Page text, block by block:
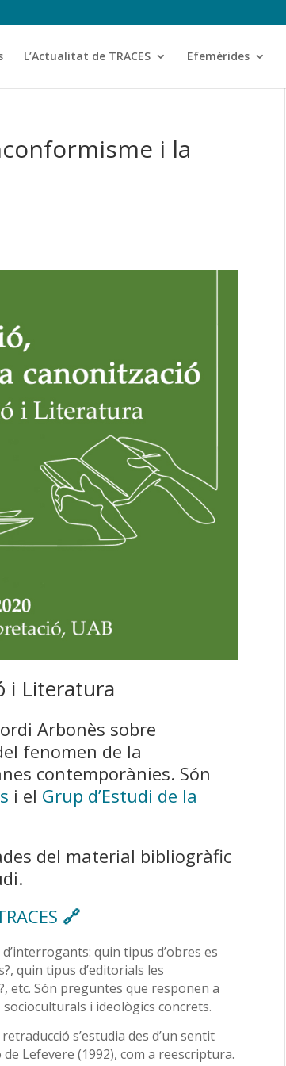
L’Actualitat de TRACES Efemèrides
i la
i Literatura
Arbonès sobre
fenomen de la
contemporànies. Són
i el Grup d’Estudi de la
del material bibliogràfic
🔗
quin tipus d’obres es
quin tipus d’editorials les
etc. Són preguntes que responen a
i ideològics concrets.
s’estudia des d’un sentit
Lefevere (1992), com a reescriptura.